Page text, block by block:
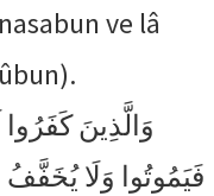
ve lâ
وَالَّذِينَ
فَيَمُوتُوا وَلَا